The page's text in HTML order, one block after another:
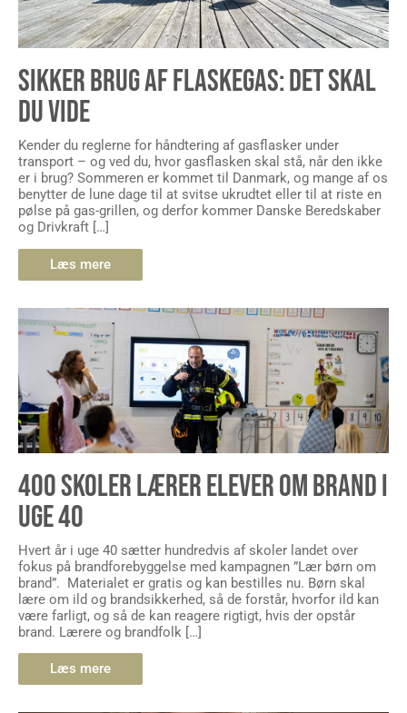
SIKKER BRUG AF FLASKEGAS: DET SKAL
DU VIDE
Kender du reglerne for håndtering af gasflasker under
transport – og ved du, hvor gasflasken skal stå, når den ikke
er i brug? Sommeren er kommet til Danmark, og mange af os
benytter de lune dage til at svitse ukrudtet eller til at riste en
pølse på gas-grillen, og derfor kommer Danske Beredskaber
og Drivkraft […]
Læs mere
400 SKOLER LÆRER ELEVER OM BRAND I
UGE 40
Hvert år i uge 40 sætter hundredvis af skoler landet over
fokus på brandforebyggelse med kampagnen ”Lær børn om
brand”. Materialet er gratis og kan bestilles nu. Børn skal
lære om ild og brandsikkerhed, så de forstår, hvorfor ild kan
være farligt, og så de kan reagere rigtigt, hvis der opstår
brand. Lærere og brandfolk […]
Læs mere